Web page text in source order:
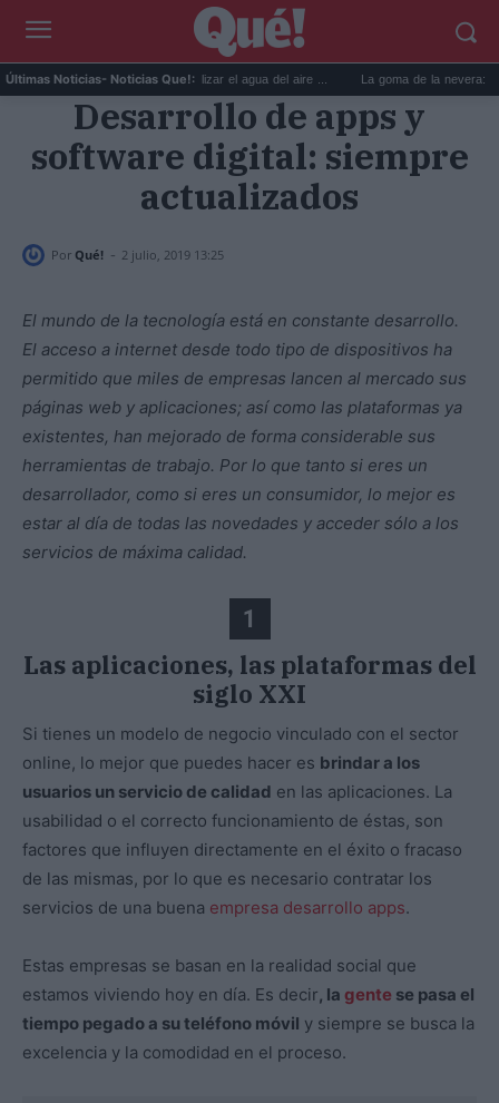
Últimas Noticias- Noticias Que!:
6 usos prácticos para reutilizar el agua del aire ... La goma de la nevera: el
Desarrollo de apps y
software digital: siempre
actualizados
Por Qué! - 2 julio, 2019 13:25
El mundo de la tecnología está en constante desarrollo.
El acceso a internet desde todo tipo de dispositivos ha
permitido que miles de empresas lancen al mercado sus
páginas web y aplicaciones; así como las plataformas ya
existentes, han mejorado de forma considerable sus
herramientas de trabajo. Por lo que tanto si eres un
desarrollador, como si eres un consumidor, lo mejor es
estar al día de todas las novedades y acceder sólo a los
servicios de máxima calidad.
1
Las aplicaciones, las plataformas del
siglo XXI
Si tienes un modelo de negocio vinculado con el sector
online, lo mejor que puedes hacer es brindar a los
usuarios un servicio de calidad en las aplicaciones. La
usabilidad o el correcto funcionamiento de éstas, son
factores que influyen directamente en el éxito o fracaso
de las mismas, por lo que es necesario contratar los
servicios de una buena empresa desarrollo apps.
Estas empresas se basan en la realidad social que
estamos viviendo hoy en día. Es decir, la gente se pasa el
tiempo pegado a su teléfono móvil y siempre se busca la
excelencia y la comodidad en el proceso.